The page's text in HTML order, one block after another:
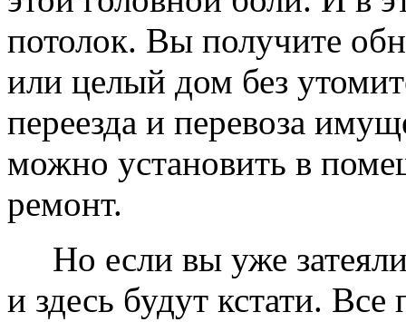
потолок. Вы получите
или целый дом без
переезда и перевоза
можно установить в
ремонт.
Но если вы уже
и здесь будут кстати.